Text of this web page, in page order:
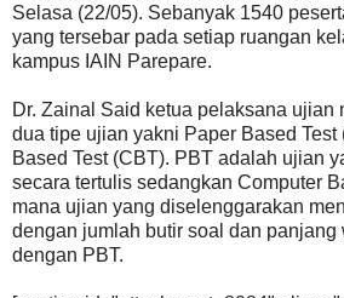
Selasa (22/05). Sebanyak 1540
yang tersebar pada setiap ruangan
kampus IAIN Parepare.
Dr. Zainal Said ketua pelaksana ujian
dua tipe ujian yakni Paper Based
Based Test (CBT). PBT adalah ujian
secara tertulis sedangkan Computer
mana ujian yang diselenggarakan
dengan jumlah butir soal dan panjang
dengan PBT.